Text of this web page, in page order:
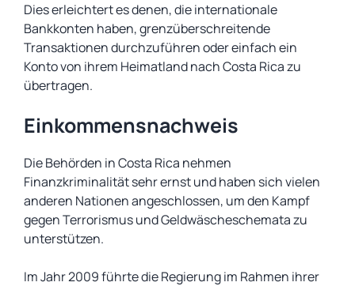
Dies erleichtert es denen, die internationale
Bankkonten haben, grenzüberschreitende
Transaktionen durchzuführen oder einfach ein
Konto von ihrem Heimatland nach Costa Rica zu
übertragen.
Einkommensnachweis
Die Behörden in Costa Rica nehmen
Finanzkriminalität sehr ernst und haben sich vielen
anderen Nationen angeschlossen, um den Kampf
gegen Terrorismus und Geldwäscheschemata zu
unterstützen.
Im Jahr 2009 führte die Regierung im Rahmen ihrer